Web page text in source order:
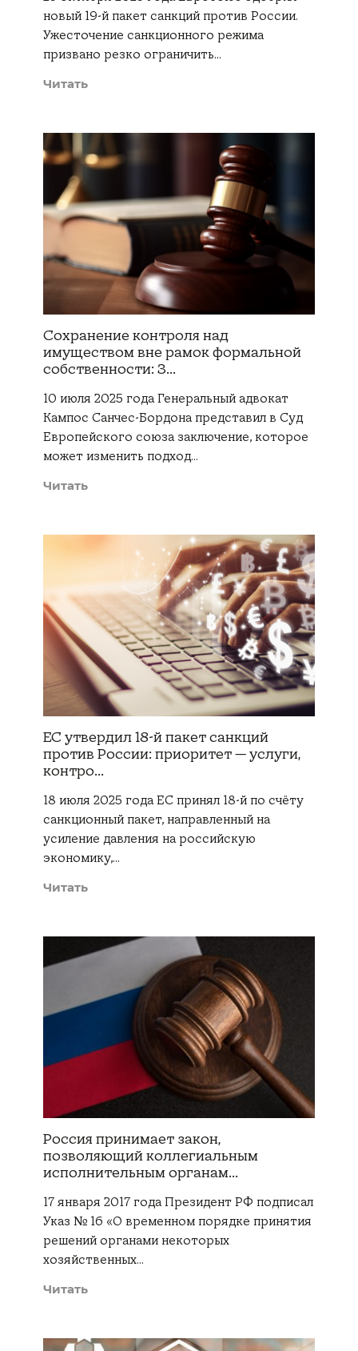
новый 19-й пакет санкций против России.
Ужесточение санкционного режима
призвано резко ограничить…
Читать
Сохранение контроля над
имуществом вне рамок формальной
собственности: З...
10 июля 2025 года Генеральный адвокат
Кампос Санчес-Бордона представил в Суд
Европейского союза заключение, которое
может изменить подход…
Читать
ЕС утвердил 18-й пакет санкций
против России: приоритет — услуги,
контро...
18 июля 2025 года ЕС принял 18-й по счёту
санкционный пакет, направленный на
усиление давления на российскую
экономику,…
Читать
Россия принимает закон,
позволяющий коллегиальным
исполнительным органам...
17 января 2017 года Президент РФ подписал
Указ № 16 «О временном порядке принятия
решений органами некоторых
хозяйственных…
Читать